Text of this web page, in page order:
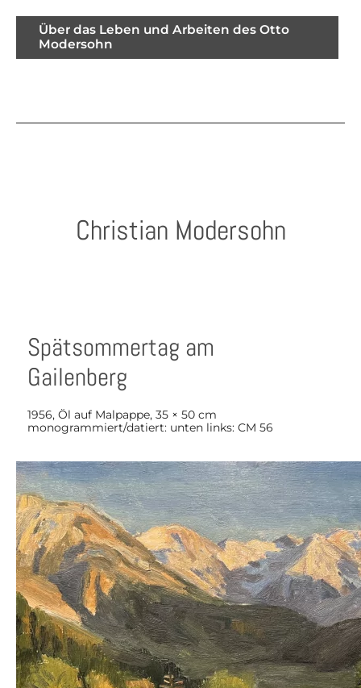
Über das Leben und Arbeiten des Otto
Modersohn
Christian Modersohn
Spätsommertag am
Gailenberg
1956, Öl auf Malpappe, 35 × 50 cm
monogrammiert/datiert: unten links: CM 56